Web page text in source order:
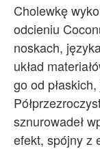
Cholewkę
odcieniu
noskach,
układ
go od
sznurowadeł
efekt, spójny z